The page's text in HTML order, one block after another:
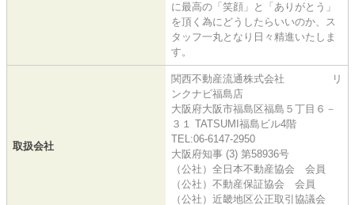
に最高の「笑顔」と「ありがとう」
を頂く為にどうしたらいいのか、ス
タッフ一丸となり日々精進いたしま
す。
取扱会社
関西不動産流通株式会社 リ
ンクナビ福島店
大阪府大阪市福島区福島５丁目６－
３１ TATSUMI福島ビル4階
TEL:06-6147-2950
大阪府知事 (3) 第58936号
（公社）全日本不動産協会 会員
（公社）不動産保証協会 会員
（公社）近畿地区公正取引協議会